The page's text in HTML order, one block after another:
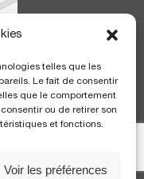
telles que les
Le fait de consentir
que le comportement
ou de retirer son
et fonctions.
Voir les préférences